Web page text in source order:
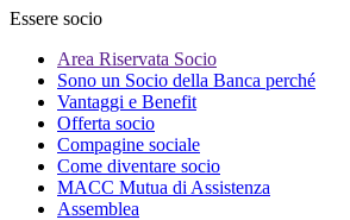
Essere socio
Area Riservata Socio
Sono un Socio della Banca perché
Vantaggi e Benefit
Offerta socio
Compagine sociale
Come diventare socio
MACC Mutua di Assistenza
Assemblea